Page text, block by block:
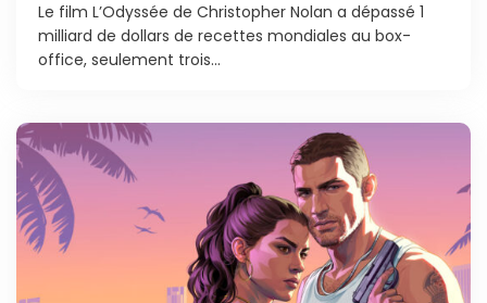
Le film L’Odyssée de Christopher Nolan a dépassé 1
milliard de dollars de recettes mondiales au box-
office, seulement trois...